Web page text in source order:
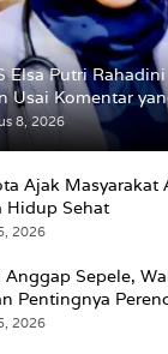
Elsa Putri
Usai Komentar
BPJS
8, 2026
Ajak Masyarakat
Hidup Sehat
2026
Anggap Sepele,
Pentingnya
2026